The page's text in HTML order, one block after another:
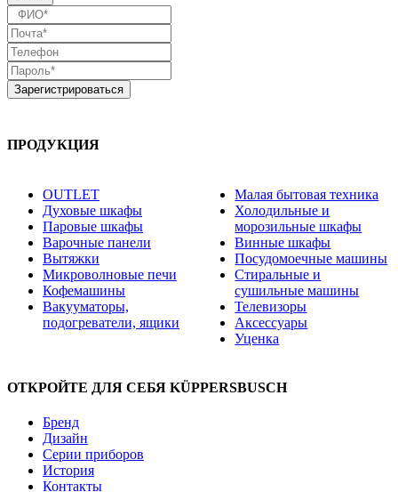
ПРОДУКЦИЯ
OUTLET
Духовые шкафы
Паровые шкафы
Варочные панели
Вытяжки
Микроволновые печи
Кофемашины
Вакууматоры,
подогреватели, ящики
Малая бытовая техника
Холодильные и
морозильные шкафы
Винные шкафы
Посудомоечные машины
Стиральные и
сушильные машины
Телевизоры
Аксессуары
Уценка
ОТКРОЙТЕ ДЛЯ СЕБЯ KÜPPERSBUSCH
Бренд
Дизайн
Серии приборов
История
Контакты